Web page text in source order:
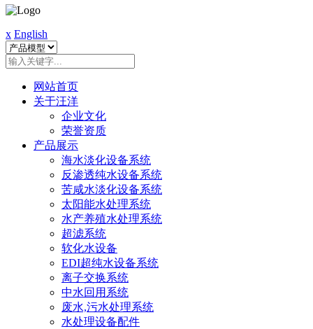
x English
网站首页
关于汪洋
企业文化
荣誉资质
产品展示
海水淡化设备系统
反渗透纯水设备系统
苦咸水淡化设备系统
太阳能水处理系统
水产养殖水处理系统
超滤系统
软化水设备
EDI超纯水设备系统
离子交换系统
中水回用系统
废水,污水处理系统
水处理设备配件